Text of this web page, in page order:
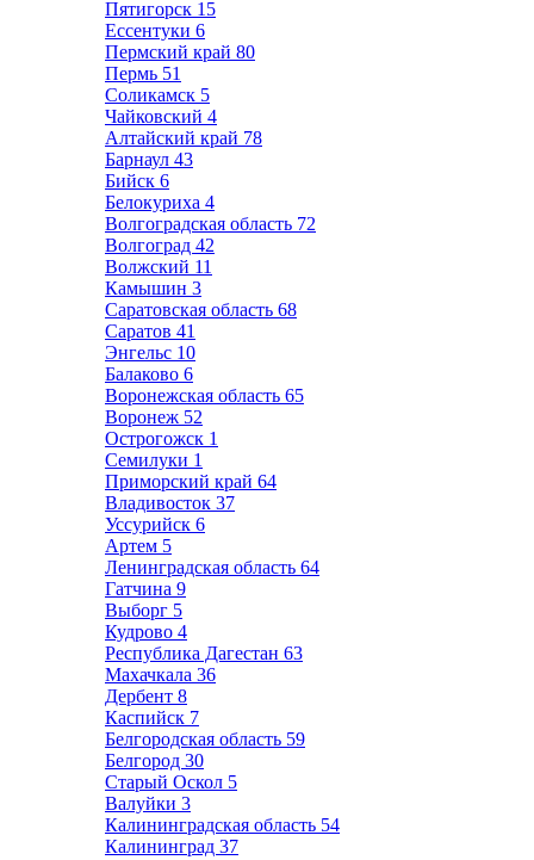
Пятигорск 15
Ессентуки 6
Пермский край 80
Пермь 51
Соликамск 5
Чайковский 4
Алтайский край 78
Барнаул 43
Бийск 6
Белокуриха 4
Волгоградская область 72
Волгоград 42
Волжский 11
Камышин 3
Саратовская область 68
Саратов 41
Энгельс 10
Балаково 6
Воронежская область 65
Воронеж 52
Острогожск 1
Семилуки 1
Приморский край 64
Владивосток 37
Уссурийск 6
Артем 5
Ленинградская область 64
Гатчина 9
Выборг 5
Кудрово 4
Республика Дагестан 63
Махачкала 36
Дербент 8
Каспийск 7
Белгородская область 59
Белгород 30
Старый Оскол 5
Валуйки 3
Калининградская область 54
Калининград 37